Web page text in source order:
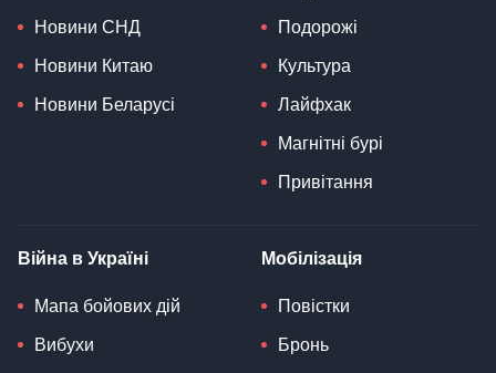
Новини СНД
Новини Китаю
Новини Беларусі
Подорожі
Культура
Лайфхак
Магнітні бурі
Привітання
Війна в Україні
Мапа бойових дій
Вибухи
Мобілізація
Повістки
Бронь